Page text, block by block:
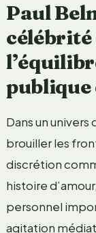
Paul
publique
Dans un
brouiller les
discrétion
histoire
personnel
agitation